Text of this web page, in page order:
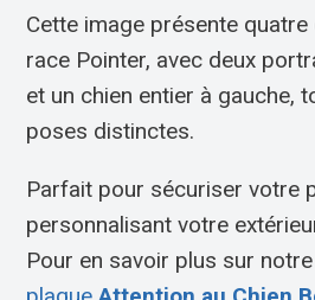
Cette image présente quatre
race Pointer, avec deux
et un chien entier à gauche,
poses distinctes.
Parfait pour sécuriser votre
personnalisant votre
Pour en savoir plus sur